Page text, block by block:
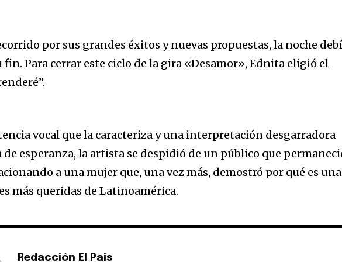
por sus grandes éxitos y nuevas propuestas, la noche
fin. Para cerrar este ciclo de la gira «Desamor», Ednita eligió el
vocal que la caracteriza y una interpretación desgarradora
de esperanza, la artista se despidió de un público que
a una mujer que, una vez más, demostró por qué es una
más queridas de Latinoamérica.
Redacción El Pais